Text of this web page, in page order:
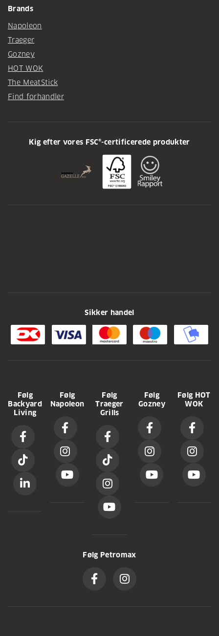
Brands
Napoleon
Traeger
Gozney
HOT WOK
The MeatStick
Find forhandler
Kig efter vores FSC®-certificerede produkter
Sikker handel
Følg
Backyard
Living
Følg
Napoleon
Følg
Traeger
Grills
Følg
Gozney
Følg HOT
WOK
Følg Petromax